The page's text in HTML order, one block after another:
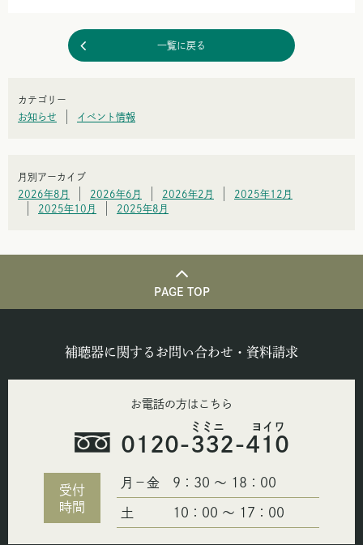
一覧に戻る
カテゴリー
お知らせ
イベント情報
月別アーカイブ
2026年8月
2026年6月 2026年2月
2025年12月
2025年10月
2025年8月
PAGE TOP
補聴器に関するお問い合わせ・資料請求
お電話の方はこちら
ミミニ ヨイワ
0120-332-410
受付
時間
月−金
9：30 〜 18：00
土
10：00 〜 17：00